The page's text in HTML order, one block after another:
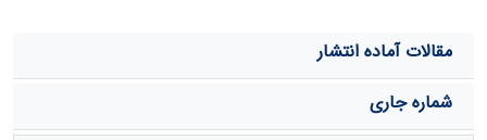
مقالات آماده انتشار
شماره جاری